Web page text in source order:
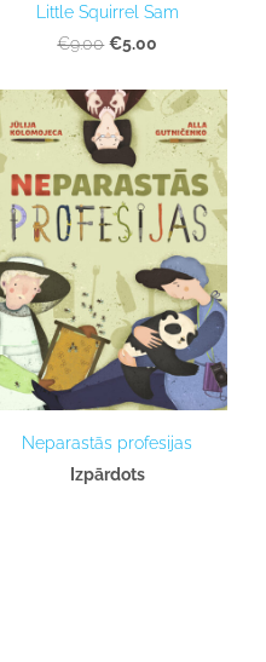
Little Squirrel Sam
€9.00 €5.00
Neparastās profesijas
Izpārdots